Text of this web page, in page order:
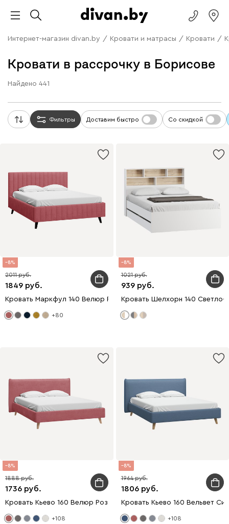
Интернет-магазин divan.by / Кровати и матрасы / Кровати /
Кровати в рассрочку в Борисове
Найдено 441
Фильтры Доставим быстро Со скидкой
8
1849
2011
Кровать Маркфул 140 Велюр Розовый
+80
8
939
1021
Кровать Шелхорн 140 Светло-
8
1736
1888
Кровать Кьево 160 Велюр Розовый
+108
8
1806
1964
Кровать Кьево 160 Вельвет
+108